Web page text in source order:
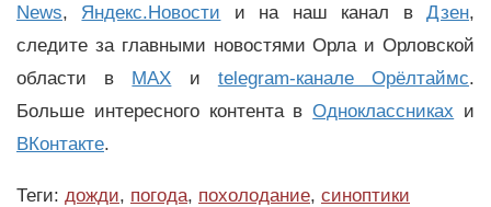
News, Яндекс.Новости и на наш канал вДзен,
следите за главными новостями Орла и Орловской
области в MAX и telegram-канале Орёлтаймс.
Больше интересного контента вОдноклассниках и
ВКонтакте.
Теги: дожди, погода, похолодание, синоптики